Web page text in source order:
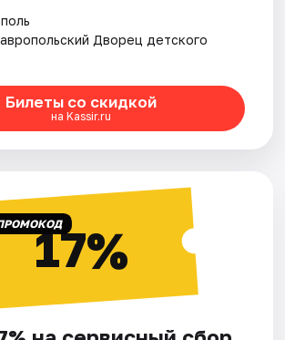
Дворец детского
Билеты со скидкой
на Kassir.ru
17%